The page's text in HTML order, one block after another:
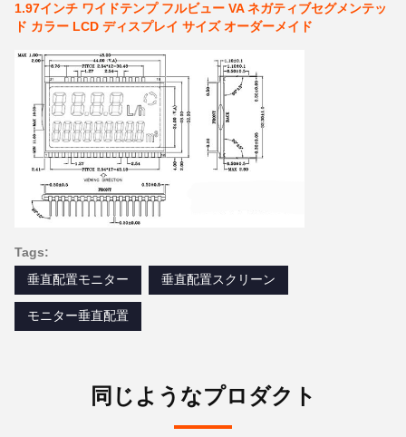
1.97インチ ワイドテンプ フルビュー VA ネガティブセグメンテッ
ド カラー LCD ディスプレイ サイズ オーダーメイド
Tags:
垂直配置モニター
垂直配置スクリーン
モニター垂直配置
同じようなプロダクト